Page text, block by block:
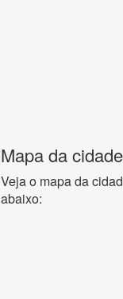
Mapa da
Veja o mapa da
abaixo: